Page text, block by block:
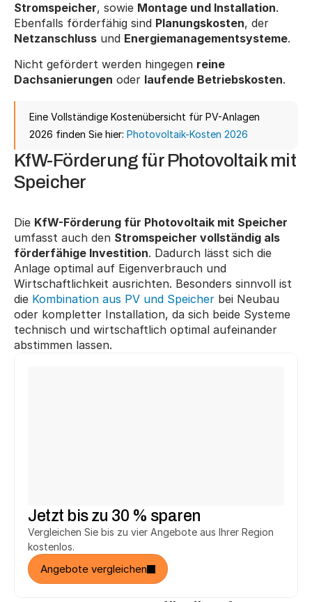
Stromspeicher, sowie Montage und Installation.
Ebenfalls förderfähig sind Planungskosten
Netzanschluss und Energiemanagementsysteme.
Nicht gefördert werden hingegen reine
Dachsanierungen oder laufende Betriebskosten.
Eine Vollständige Kostenübersicht für PV-Anlagen
2026 finden Sie hier: Photovoltaik-Kosten 2026
KfW-Förderung für Photovoltaik mit
Speicher
Die KfW-Förderung für Photovoltaik mit Speicher
umfasst auch den Stromspeicher vollständig als
förderfähige Investition. Dadurch lässt sich die
Anlage optimal auf Eigenverbrauch und
Wirtschaftlichkeit ausrichten. Besonders sinnvoll ist
die Kombination aus PV und Speicher bei Neubau
oder kompletter Installation, da sich beide Systeme
technisch und wirtschaftlich optimal aufeinander
abstimmen lassen.
Jetzt bis zu 30 % sparen
Vergleichen Sie bis zu vier Angebote aus Ihrer Region
kostenlos.
Angebote vergleichen